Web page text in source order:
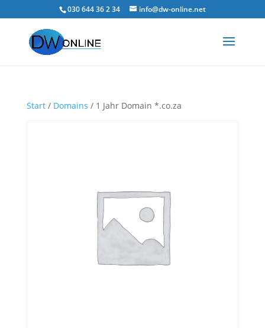
030 644 36 2 34 info@dw-online.net
Start/ Domains / 1 Jahr Domain *.co.za